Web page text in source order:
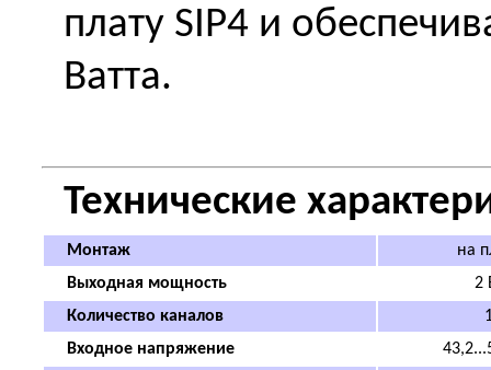
плату SIP4 и
Ватта.
Технические
Монтаж
на
Выходная мощность
2
Количество каналов
Входное напряжение
4